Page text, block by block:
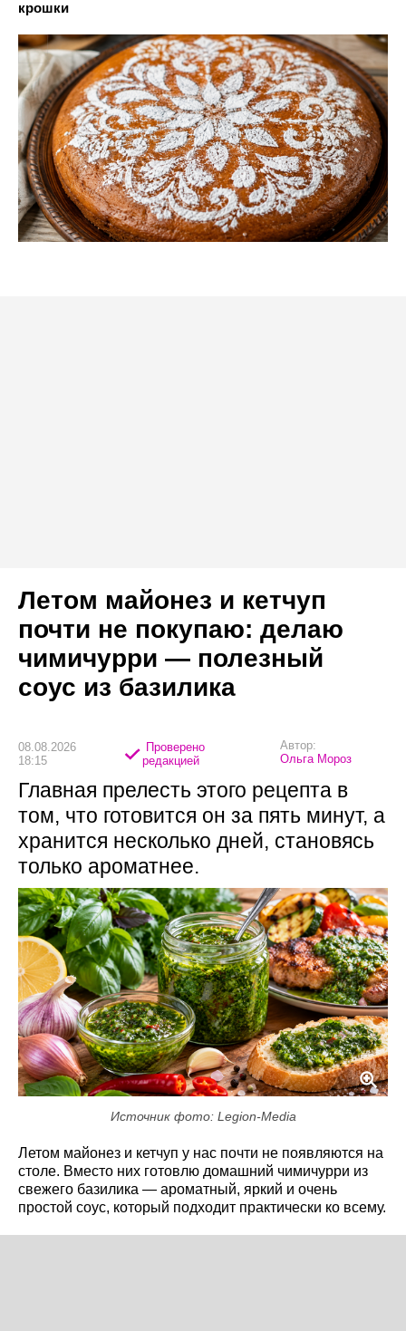
крошки
Летом майонез и кетчуп
почти не покупаю: делаю
чимичурри — полезный
соус из базилика
08.08.2026
18:15
Проверено
редакцией
Автор:
Ольга Мороз
Главная прелесть этого рецепта в
том, что готовится он за пять минут, а
хранится несколько дней, становясь
только ароматнее.
Источник фото: Legion-Media
Летом майонез и кетчуп у нас почти не появляются на
столе. Вместо них готовлю домашний чимичурри из
свежего базилика — ароматный, яркий и очень
простой соус, который подходит практически ко всему.